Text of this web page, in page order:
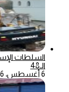
السلطات
الـ48
6 أغسطس، 2026